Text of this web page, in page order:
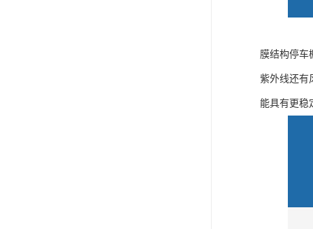
膜结构停车
紫外线还有
能具有更稳